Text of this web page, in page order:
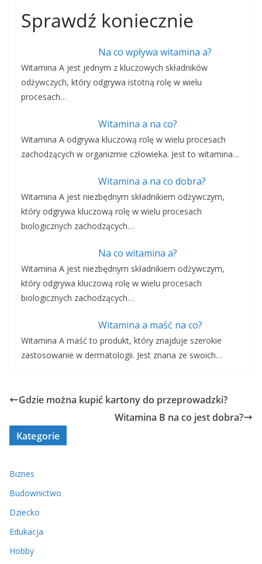
Sprawdź koniecznie
Na co wpływa witamina a?
Witamina A jest jednym z kluczowych składników
odżywczych, który odgrywa istotną rolę w wielu
procesach…
Witamina a na co?
Witamina A odgrywa kluczową rolę w wielu procesach
zachodzących w organizmie człowieka. Jest to witamina…
Witamina a na co dobra?
Witamina A jest niezbędnym składnikiem odżywczym,
który odgrywa kluczową rolę w wielu procesach
biologicznych zachodzących…
Na co witamina a?
Witamina A jest niezbędnym składnikiem odżywczym,
który odgrywa kluczową rolę w wielu procesach
biologicznych zachodzących…
Witamina a maść na co?
Witamina A maść to produkt, który znajduje szerokie
zastosowanie w dermatologii. Jest znana ze swoich…
Gdzie można kupić kartony do przeprowadzki?
Witamina B na co jest dobra?
Kategorie
Biznes
Budownictwo
Dziecko
Edukacja
Hobby